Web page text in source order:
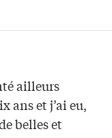
ailleurs
ans et j’ai eu,
belles et